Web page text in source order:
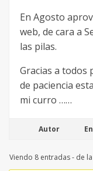
En Agosto
web, de cara a
las pilas.
Gracias a todos
de paciencia
mi curro ……
Autor
Viendo 8 entradas - de